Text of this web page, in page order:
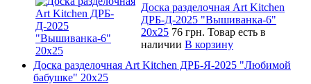
Доска разделочная Art Kitchen
ДРБ-Д-2025 "Вышиванка-6"
20х25 76 грн. Товар есть в
наличии В корзину
Доска разделочная Art Kitchen ДРБ-Я-2025 "Любимой
бабушке" 20х25